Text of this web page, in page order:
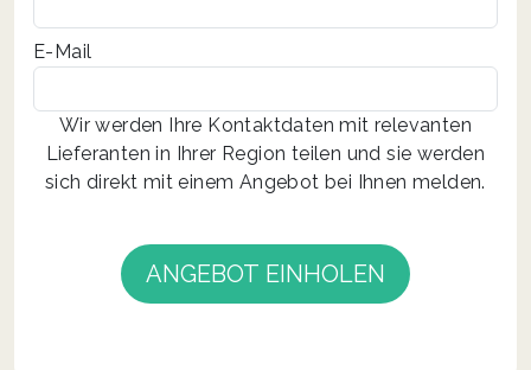
E-Mail
If you
are a
human,
Wir werden Ihre Kontaktdaten mit relevanten
Lieferanten in Ihrer Region teilen und sie werden
sich direkt mit einem Angebot bei Ihnen melden.